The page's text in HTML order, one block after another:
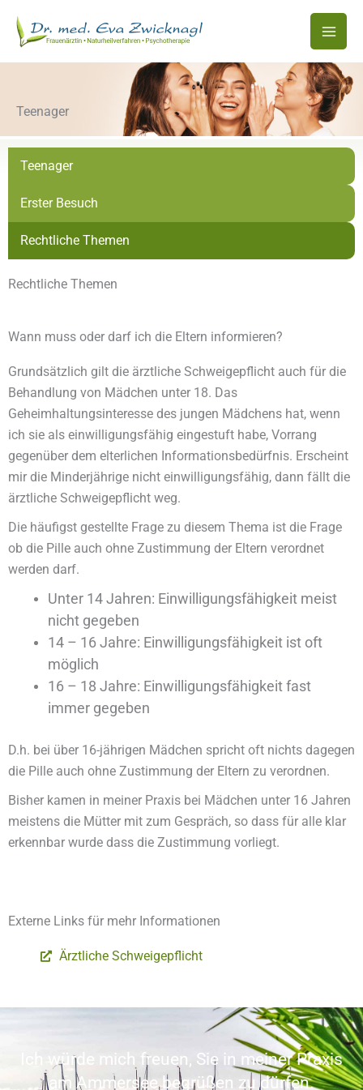
Inhalt
springen
Teenager
Teenager
Erster Besuch
Rechtliche Themen
Rechtliche Themen
Wann muss oder darf ich die Eltern informieren?
Grundsätzlich gilt die ärztliche Schweigepflicht auch für die
Behandlung von Mädchen unter 18. Das
Geheimhaltungsinteresse des jungen Mädchens hat, wenn
ich sie als einwilligungsfähig eingestuft habe, Vorrang
gegenüber dem elterlichen Informationsbedürfnis. Erscheint
mir die Minderjährige nicht einwilligungsfähig, dann fällt die
ärztliche Schweigepflicht weg.
Die häufigst gestellte Frage zu diesem Thema ist die Frage
ob die Pille auch ohne Zustimmung der Eltern verordnet
werden darf.
Unter 14 Jahren: Einwilligungsfähigkeit meist
nicht gegeben
14 – 16 Jahre: Einwilligungsfähigkeit ist oft
möglich
16 – 18 Jahre: Einwilligungsfähigkeit fast
immer gegeben
D.h. bei über 16-jährigen Mädchen spricht oft nichts dagegen
die Pille auch ohne Zustimmung der Eltern zu verordnen.
Bisher kamen in meiner Praxis bei Mädchen unter 16 Jahren
meistens die Mütter mit zum Gespräch, so dass für alle klar
erkennbar wurde dass die Zustimmung vorliegt.
Externe Links für mehr Informationen
Ärztliche Schweigepflicht
Ich würde mich freuen, Sie in meiner Praxis
am Ammersee begrüßen zu dürfen.